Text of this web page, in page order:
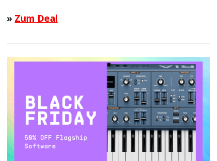
» Zum Deal